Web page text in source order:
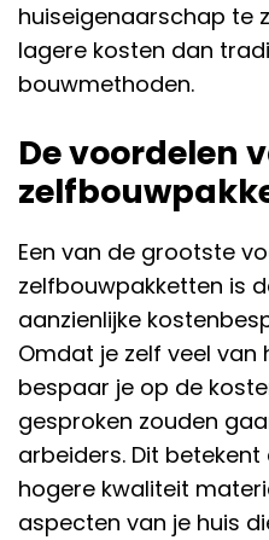
huiseigenaarschap te
lagere kosten dan
bouwmethoden.
De voordelen
Een van de grootste
zelfbouwpakketten is
aanzienlijke
Omdat je zelf veel van
bespaar je op de
gesproken zouden
arbeiders. Dit
hogere kwaliteit
aspecten van je huis